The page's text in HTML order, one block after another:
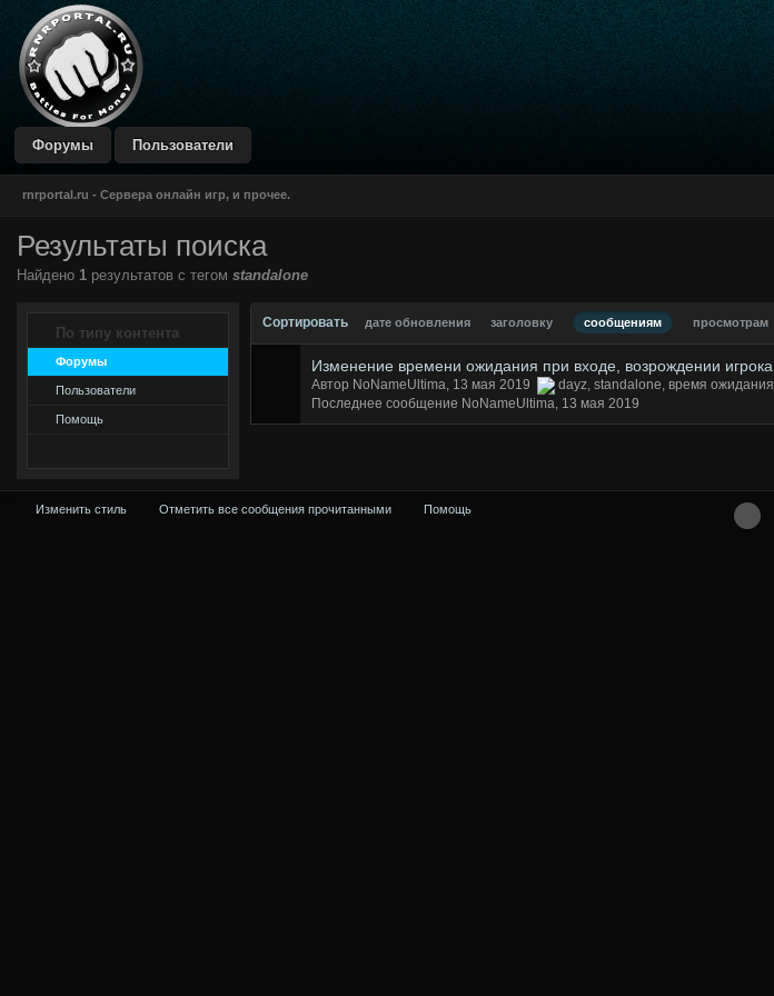
DustBlue IPB Skin by CodeGame Networks
Форумы Пользователи
rnrportal.ru - Сервера онлайн игр, и прочее.
Результаты поиска
Найдено 1 результатов с тегом standalone
По типу контента
Форумы
Пользователи
Помощь
Сортировать дате обновления заголовку сообщениям просмотрам
Изменение времени ожидания при входе, возрождении игрока.
Автор NoNameUltima, 13 мая 2019
dayz, standalone, время ожидания
Последнее сообщение NoNameUltima, 13 мая 2019
Изменить стиль Отметить все сообщения прочитанными Помощь